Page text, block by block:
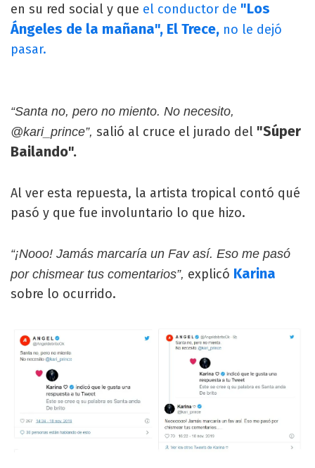
en su red social y que el conductor de "Los
Ángeles de la mañana", El Trece, no le dejó
pasar.
“Santa no, pero no miento. No necesito,
@kari_prince”, salió al cruce el jurado del "Súper
Bailando".
Al ver esta repuesta, la artista tropical contó qué
pasó y que fue involuntario lo que hizo.
“¡Nooo! Jamás marcaría un Fav así. Eso me pasó
por chismear tus comentarios”, explicó Karina
sobre lo ocurrido.